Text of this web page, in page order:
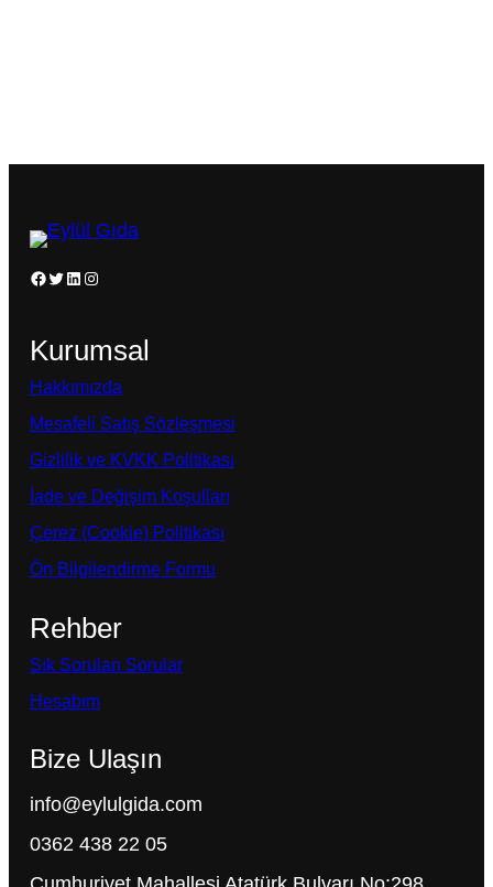
Facebook Twitter LinkedIn Instagram
Kurumsal
Hakkımızda
Mesafeli Satış Sözleşmesi
Gizlilik ve KVKK Politikası
İade ve Değişim Koşulları
Çerez (Cookie) Politikası
Ön Bilgilendirme Formu
Rehber
Sık Sorulan Sorular
Hesabım
Bize Ulaşın
info@eylulgida.com
0362 438 22 05